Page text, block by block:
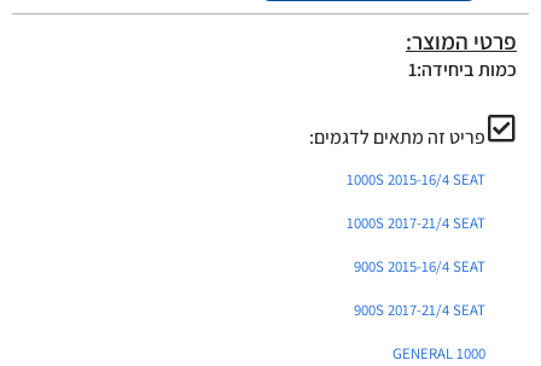
פרטי המוצר:
כמות ביחידה:1
פריט זה מתאים לדגמים:
1000S 2015-16/4 SEAT
1000S 2017-21/4 SEAT
900S 2015-16/4 SEAT
900S 2017-21/4 SEAT
GENERAL 1000